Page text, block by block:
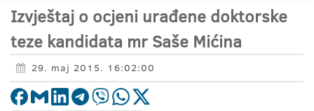
Izvještaj o ocjeni urađene doktorske
teze kandidata mr Saše Mićina
29. maj 2015. 16:02:00